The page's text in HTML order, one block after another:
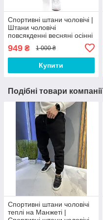
Спортивні штани чоловічі |
Штани чоловічі
повсякденні весняні осінні
949 ₴ 1 000 ₴
Купити
Подібні товари компанії
Спортивні штани чоловічі
теплі на Манжеті |